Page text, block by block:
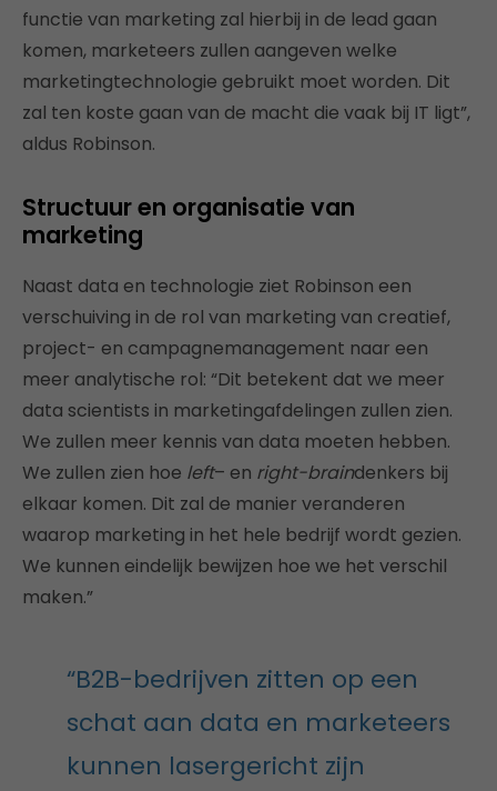
functie van marketing zal hierbij in de lead gaan
komen, marketeers zullen aangeven welke
marketingtechnologie gebruikt moet worden. Dit
zal ten koste gaan van de macht die vaak bij IT ligt”,
aldus Robinson.
Structuur en organisatie van
marketing
Naast data en technologie ziet Robinson een
verschuiving in de rol van marketing van creatief,
project- en campagnemanagement naar een
meer analytische rol: “Dit betekent dat we meer
data scientists in marketingafdelingen zullen zien.
We zullen meer kennis van data moeten hebben.
We zullen zien hoe left– en right-braindenkers bij
elkaar komen. Dit zal de manier veranderen
waarop marketing in het hele bedrijf wordt gezien.
We kunnen eindelijk bewijzen hoe we het verschil
maken.”
“B2B-bedrijven zitten op een
schat aan data en marketeers
kunnen lasergericht zijn